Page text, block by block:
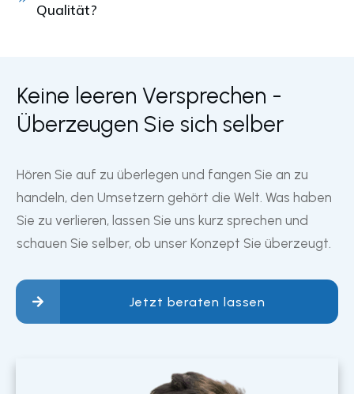
Qualität?
Keine leeren Versprechen -
Überzeugen Sie sich selber
Hören Sie auf zu überlegen und fangen Sie an zu
handeln, den Umsetzern gehört die Welt. Was haben
Sie zu verlieren, lassen Sie uns kurz sprechen und
schauen Sie selber, ob unser Konzept Sie überzeugt.
Jetzt beraten lassen